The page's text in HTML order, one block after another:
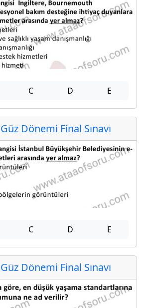
C D E
Dönemi Final Sınavı
C D E
Dönemi Final Sınavı